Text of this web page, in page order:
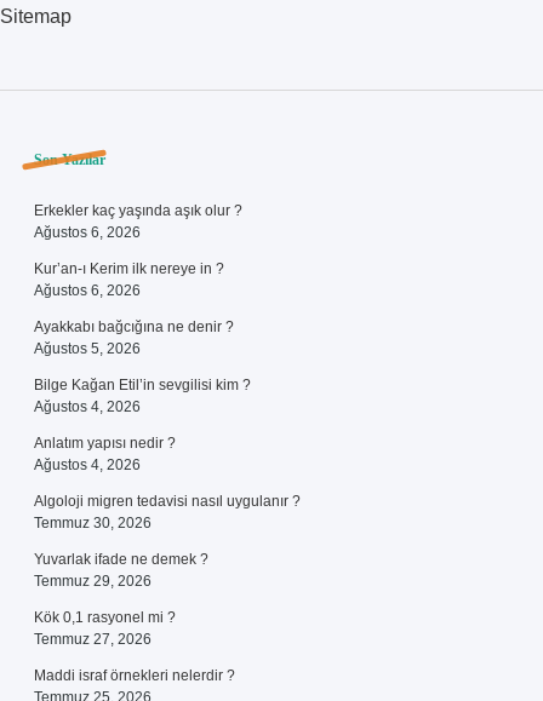
Sitemap
Sidebar
Son Yazılar
Erkekler kaç yaşında aşık olur ?
Ağustos 6, 2026
Kur’an-ı Kerim ilk nereye in ?
Ağustos 6, 2026
Ayakkabı bağcığına ne denir ?
Ağustos 5, 2026
Bilge Kağan Etil’in sevgilisi kim ?
Ağustos 4, 2026
Anlatım yapısı nedir ?
Ağustos 4, 2026
Algoloji migren tedavisi nasıl uygulanır ?
Temmuz 30, 2026
Yuvarlak ifade ne demek ?
Temmuz 29, 2026
Kök 0,1 rasyonel mi ?
Temmuz 27, 2026
Maddi israf örnekleri nelerdir ?
Temmuz 25, 2026